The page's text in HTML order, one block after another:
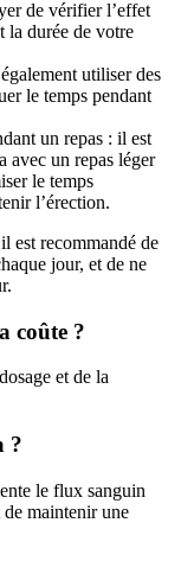
de vérifier l’effet
la durée de votre
utiliser des
le temps pendant
un repas : il est
avec un repas léger
le temps
l’érection.
est recommandé de
jour, et de ne
coûte ?
et de la
?
le flux sanguin
de maintenir une